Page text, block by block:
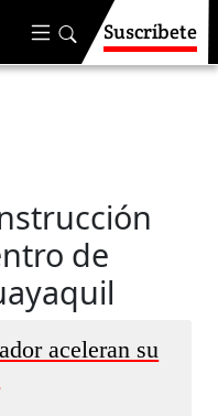
Suscríbete
de
aceleran su